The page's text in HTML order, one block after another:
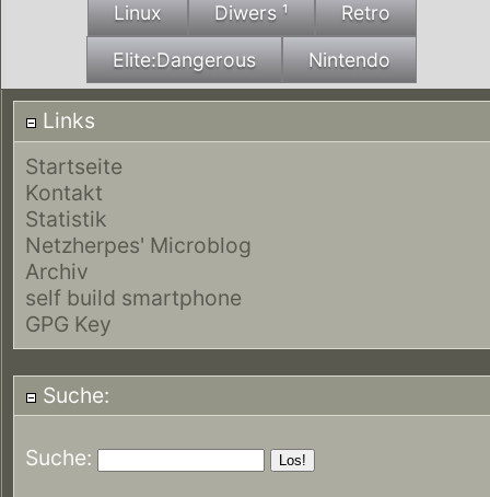
Linux Diwers ¹ Retro
Elite:Dangerous Nintendo
Links
Startseite
Kontakt
Statistik
Netzherpes' Microblog
Archiv
self build smartphone
GPG Key
Suche:
Suche: